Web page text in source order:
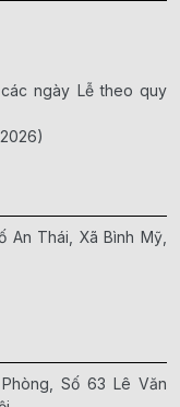
ngày Lễ theo quy
Thái, Xã Bình Mỹ,
Số 63 Lê Văn